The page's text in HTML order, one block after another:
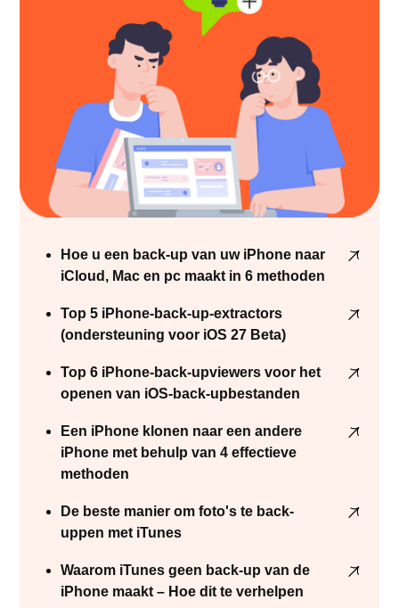
Hoe u een back-up van uw iPhone naar
iCloud, Mac en pc maakt in 6 methoden
Top 5 iPhone-back-up-extractors
(ondersteuning voor iOS 27 Beta)
Top 6 iPhone-back-upviewers voor het
openen van iOS-back-upbestanden
Een iPhone klonen naar een andere
iPhone met behulp van 4 effectieve
methoden
De beste manier om foto's te back-
uppen met iTunes
Waarom iTunes geen back-up van de
iPhone maakt – Hoe dit te verhelpen